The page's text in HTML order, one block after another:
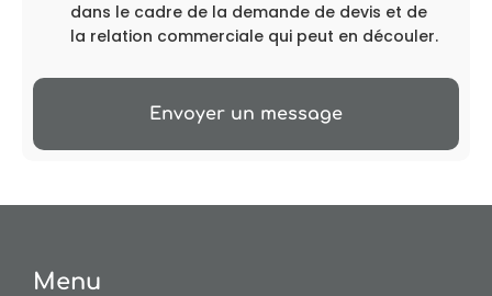
dans le cadre de la demande de devis et de
la relation commerciale qui peut en découler.
Envoyer un message
Menu